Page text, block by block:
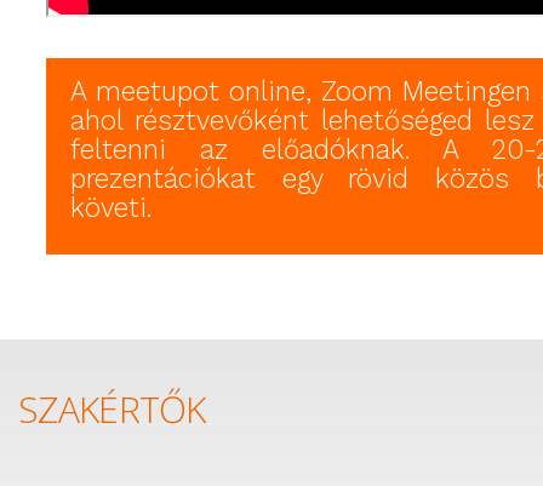
A meetupot online, Zoom Meetingen
ahol résztvevőként lehetőséged
feltenni az előadóknak. A 20-
prezentációkat egy rövid közös
követi.
SZAKÉRTŐK